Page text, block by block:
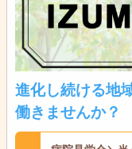
進化し続ける地
働きませんか？